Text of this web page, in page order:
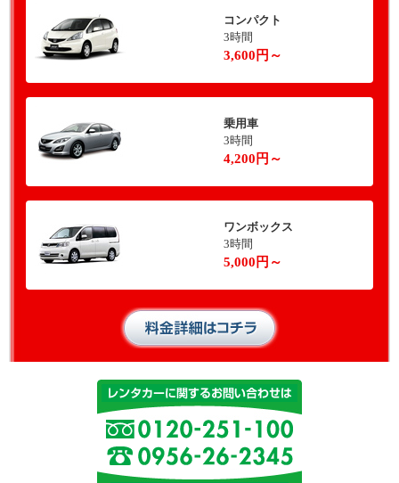
コンパクト
3時間
3,600円～
乗用車
3時間
4,200円～
ワンボックス
3時間
5,000円～